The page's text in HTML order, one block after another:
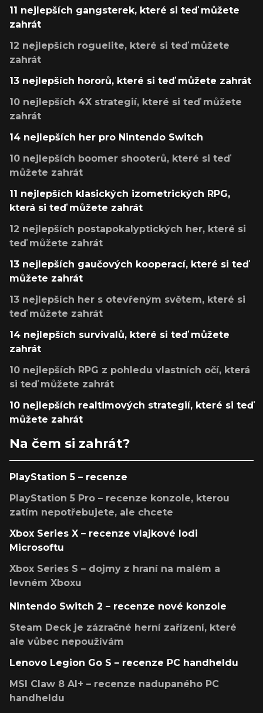
11 nejlepších gangsterek, které si teď můžete
zahrát
12 nejlepších roguelite, které si teď můžete
zahrát
13 nejlepších hororů, které si teď můžete zahrát
10 nejlepších 4X strategií, které si teď můžete
zahrát
14 nejlepších her pro Nintendo Switch
10 nejlepších boomer shooterů, které si teď
můžete zahrát
11 nejlepších klasických izometrických RPG,
která si teď můžete zahrát
12 nejlepších postapokalyptických her, které si
teď můžete zahrát
13 nejlepších gaučových kooperací, které si teď
můžete zahrát
13 nejlepších her s otevřeným světem, které si
teď můžete zahrát
14 nejlepších survivalů, které si teď můžete
zahrát
10 nejlepších RPG z pohledu vlastních očí, která
si teď můžete zahrát
10 nejlepších realtimových strategií, které si teď
můžete zahrát
Na čem si zahrát?
PlayStation 5 – recenze
PlayStation 5 Pro – recenze konzole, kterou
zatím nepotřebujete, ale chcete
Xbox Series X – recenze vlajkové lodi
Microsoftu
Xbox Series S – dojmy z hraní na malém a
levném Xboxu
Nintendo Switch 2 – recenze nové konzole
Steam Deck je zázračné herní zařízení, které
ale vůbec nepoužívám
Lenovo Legion Go S – recenze PC handheldu
MSI Claw 8 AI+ – recenze nadupaného PC
handheldu